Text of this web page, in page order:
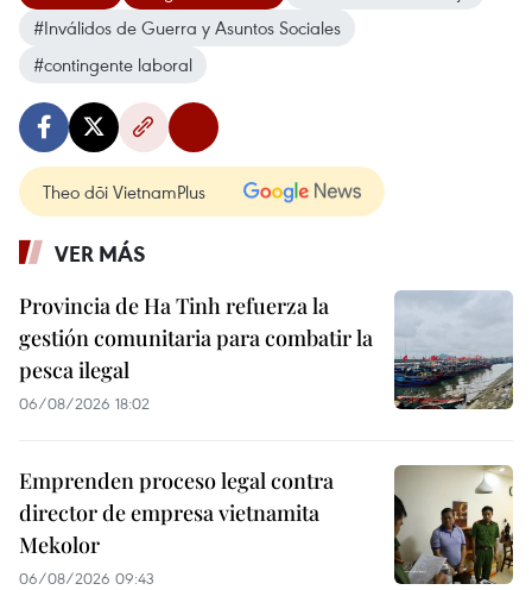
#Inválidos de Guerra y Asuntos Sociales
#contingente laboral
Theo dõi VietnamPlus
VER MÁS
Provincia de Ha Tinh refuerza la
gestión comunitaria para combatir la
pesca ilegal
06/08/2026 18:02
Emprenden proceso legal contra
director de empresa vietnamita
Mekolor
06/08/2026 09:43